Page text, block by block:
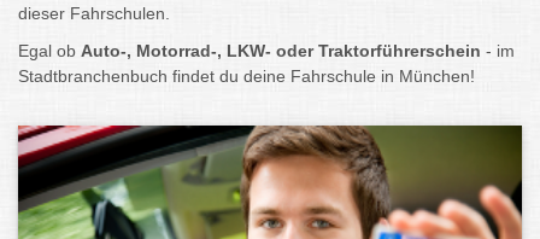
dieser Fahrschulen.
Egal ob Auto-, Motorrad-, LKW- oder Traktorführerschein - im
Stadtbranchenbuch findet du deine Fahrschule in München!